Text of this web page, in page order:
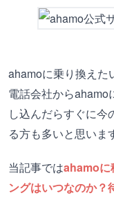
ahamoに乗り換えた
電話会社からahamo
し込んだらすぐに今
る方も多いと思いま
当記事ではahamoに
ングはいつなのか？